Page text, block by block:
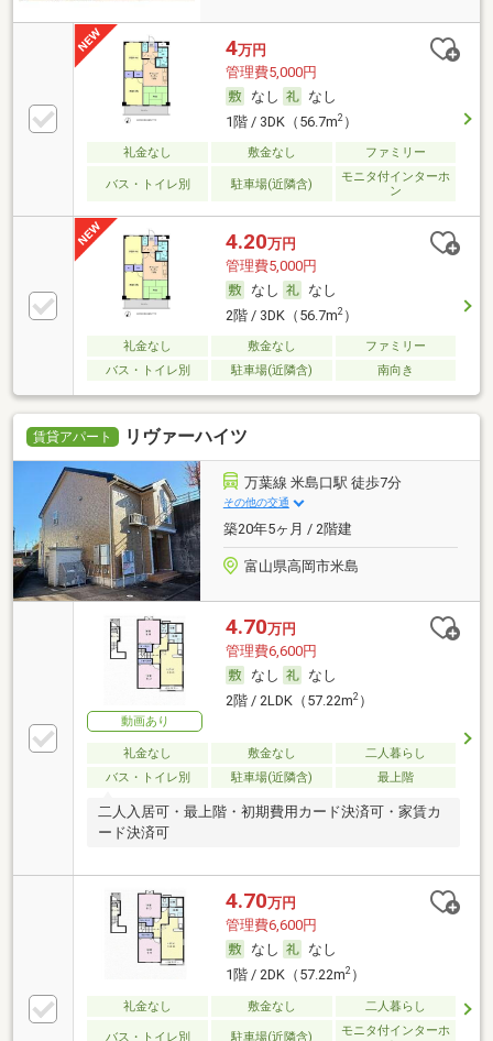
4万円
管理費5,000円
なし
なし
1階 / 3DK（56.7m2）
礼金なし 敷金なし ファミリー
バス・トイレ別 駐車場(近隣含)
モニタ付インターホ
ン
4.20万円
管理費5,000円
なし
なし
2階 / 3DK（56.7m2）
礼金なし 敷金なし
ファミリー
バス・トイレ別
駐車場(近隣含) 南向き
賃貸アパート リヴァーハイツ
万葉線 米島口駅 徒歩7分
その他の交通
築20年5ヶ月 / 2階建
富山県高岡市米島
動画あり
4.70万円
管理費6,600円
なし
なし
2階 / 2LDK（57.22m2）
礼金なし 敷金なし
二人暮らし
バス・トイレ別
駐車場(近隣含) 最上階
二人入居可・最上階・初期費用カード決済可・家賃カ
ード決済可
4.70万円
管理費6,600円
なし
なし
1階 / 2DK（57.22m2）
礼金なし 敷金なし 二人暮らし
バス・トイレ別 駐車場(近隣含)
モニタ付インターホ